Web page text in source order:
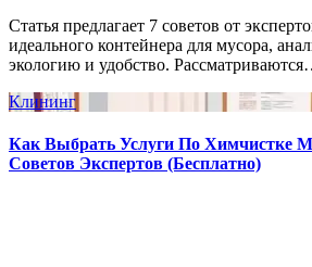
Статья предлагает 7 советов от экспертов по выбору
идеального контейнера для мусора,
экологию и удобство.
Клининг
Как Выбрать Услуги По Химчистке
Советов Экспертов (Бесплатно)